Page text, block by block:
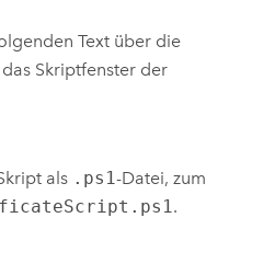
Text über die
Skriptfenster der
als .ps1-Datei, zum
.